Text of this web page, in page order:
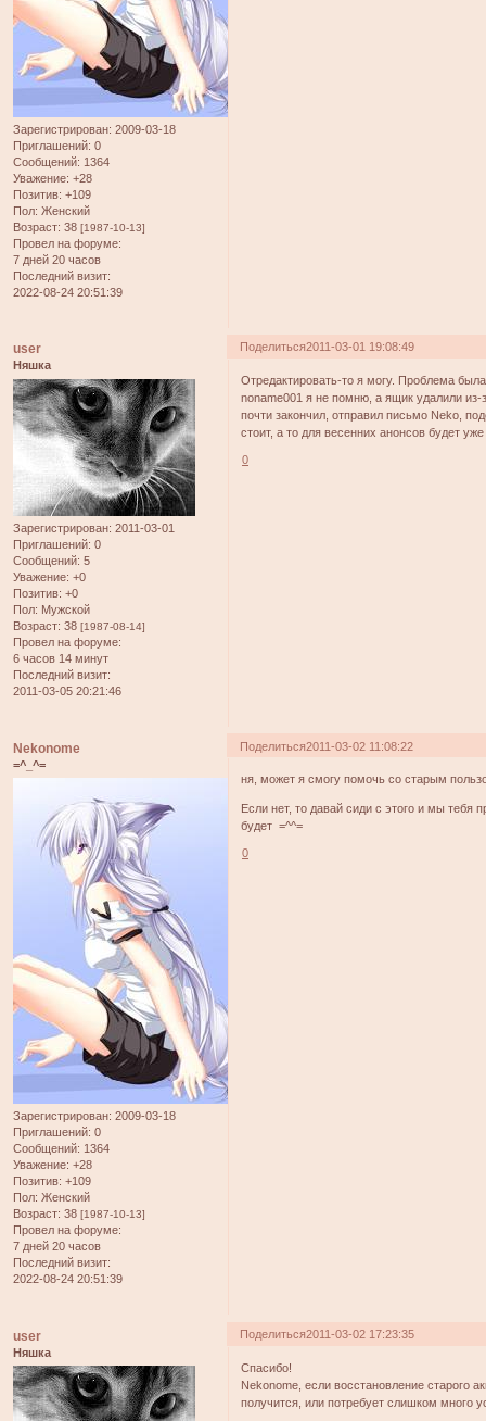
Зарегистрирован: 2009-03-18
Приглашений: 0
Сообщений: 1364
Уважение: +28
Позитив: +109
Пол: Женский
Возраст: 38 [1987-10-13]
Провел на форуме:
7 дней 20 часов
Последний визит:
2022-08-24 20:51:39
Поделиться2011-03-01 19:08:49
user
Няшка
Зарегистрирован: 2011-03-01
Приглашений: 0
Сообщений: 5
Уважение: +0
Позитив: +0
Пол: Мужской
Возраст: 38 [1987-08-14]
Провел на форуме:
6 часов 14 минут
Последний визит:
2011-03-05 20:21:46
Отредактировать-то я могу. Проблема
noname001 я не помню, а ящик удалили из-
почти закончил, отправил письмо Neko,
стоит, а то для весенних анонсов будет
0
Поделиться2011-03-02 11:08:22
Nekonome
=^_^=
Зарегистрирован: 2009-03-18
Приглашений: 0
Сообщений: 1364
Уважение: +28
Позитив: +109
Пол: Женский
Возраст: 38 [1987-10-13]
Провел на форуме:
7 дней 20 часов
Последний визит:
2022-08-24 20:51:39
ня, может я смогу помочь со старым
Если нет, то давай сиди с этого и мы тебя
будет =^^=
0
Поделиться2011-03-02 17:23:35
user
Няшка
Спасибо!
Nekonome, если восстановление старого
получится, или потребует слишком много